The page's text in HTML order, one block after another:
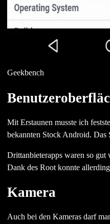
Geekbench
Mit Erstaunen musste ich
bekannten Stock Android. Das
Drittanbieterapps waren so gut
Dank des Root konnte
Kamera
Auch bei den Kameras darf